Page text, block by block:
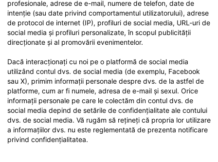
profesionale, adrese de e-mail, numere de telefon, date de
intenție (sau date privind comportamentul utilizatorului), adrese
de protocol de internet (IP), profiluri de social media, URL-uri de
social media și profiluri personalizate, în scopul publicității
direcționate și al promovării evenimentelor.
Dacă interacționați cu noi pe o platformă de social media
utilizând contul dvs. de social media (de exemplu, Facebook
sau X), primim informații personale despre dvs. de la astfel de
platforme, cum ar fi numele, adresa de e-mail și sexul. Orice
informații personale pe care le colectăm din contul dvs. de
social media depind de setările de confidențialitate ale contului
dvs. de social media. Vă rugăm să rețineți că propria lor utilizare
a informațiilor dvs. nu este reglementată de prezenta notificare
privind confidențialitatea.